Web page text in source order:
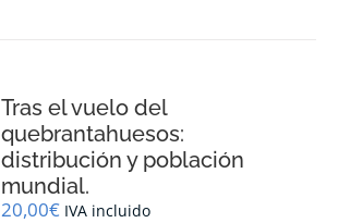
Tras el vuelo del
quebrantahuesos:
distribución y población
mundial.
20,00€ IVA incluido